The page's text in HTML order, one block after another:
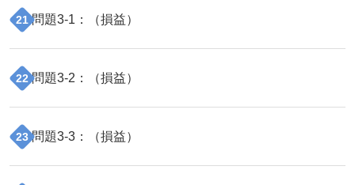
21 問題3-1 ：（損益）
22 問題3-2 ：（損益）
23 問題3-3 ：（損益）